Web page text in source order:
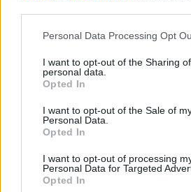
Please note that this website/app
not limited to your visit or usage
grant or deny consent to Google and
use your data for below specified
consent section.
Personal Data Processing Opt
I want to opt-out of the Sharing
personal data.
Opted In
I want to opt-out of the Sale of
Personal Data.
Opted In
I want to opt-out of processing
Personal Data for Targeted
Opted In
21.00: Labdarúgás, angol
között legyen a